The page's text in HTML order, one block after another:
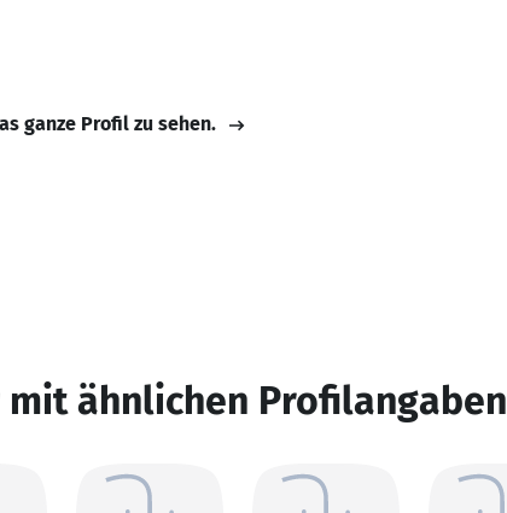
ganze Profil zu sehen.
ähnlichen Profilangaben